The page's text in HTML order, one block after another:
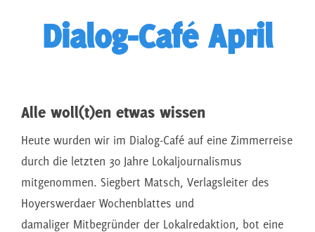
Dialog-Café April
Alle woll(t)en etwas wissen
Heute wurden wir im Dialog-Café auf eine Zimmerreise
durch die letzten 30 Jahre Lokaljournalismus
mitgenommen. Siegbert Matsch, Verlagsleiter des
Hoyerswerdaer Wochenblattes und
damaliger Mitbegründer der Lokalredaktion, bot eine